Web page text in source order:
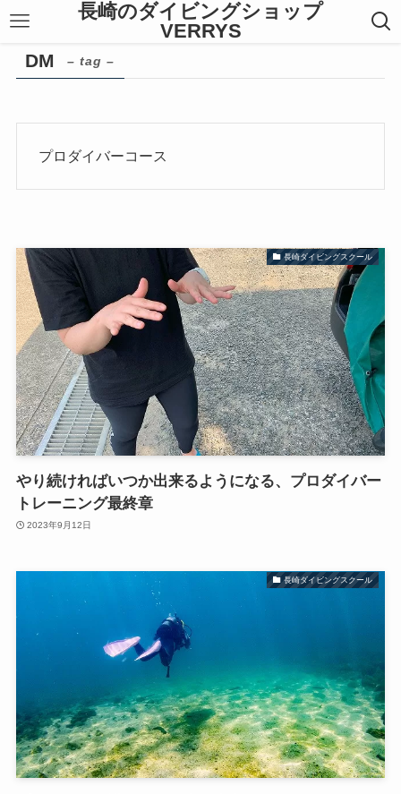
長崎のダイビングショップ
VERRYS
DM – tag –
プロダイバーコース
長崎ダイビングスクール
やり続ければいつか出来るようになる、プロダイバー
トレーニング最終章
2023年9月12日
長崎ダイビングスクール